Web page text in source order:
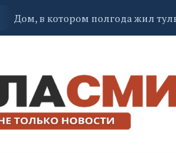
Туляки могут заявить о своем